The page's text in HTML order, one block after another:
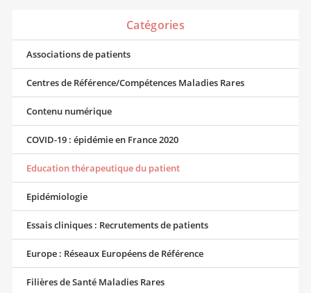
Catégories
Associations de patients
Centres de Référence/Compétences Maladies Rares
Contenu numérique
COVID-19 : épidémie en France 2020
Education thérapeutique du patient
Epidémiologie
Essais cliniques : Recrutements de patients
Europe : Réseaux Européens de Référence
Filières de Santé Maladies Rares